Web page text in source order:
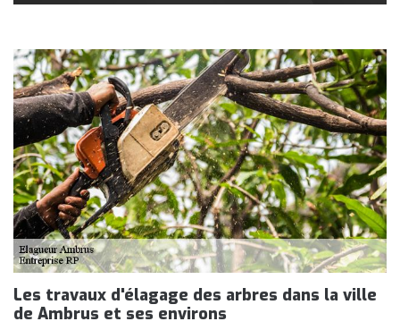
Les travaux d'élagage des arbres dans la ville
de Ambrus et ses environs